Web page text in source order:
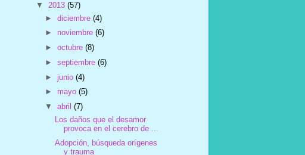
▼ 2013 (57)
►diciembre(4)
► noviembre(6)
►octubre(8)
►septiembre(6)
►junio(4)
► mayo(5)
▼abril(7)
Los daños que el desamor
provoca en el cerebro de ...
Adopción, búsqueda orígenes
y trauma